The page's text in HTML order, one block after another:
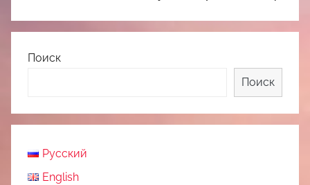
Поиск
Поиск
Русский
English